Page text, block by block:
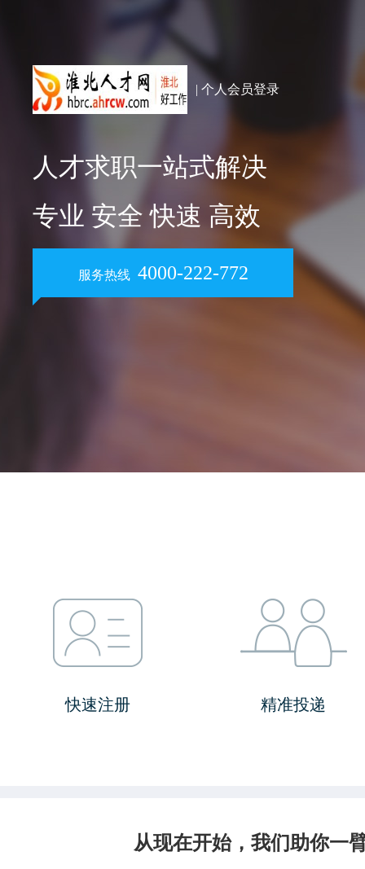
| 个人会员登录
人才求职一站式解决
专业 安全 快速 高效
服务热线 4000-222-772
快速注册 精准投递
从现在开始，我们助你一